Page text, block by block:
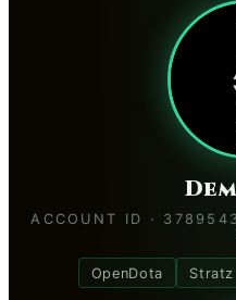
ACCOUNT ID ·
OpenDota Stratz